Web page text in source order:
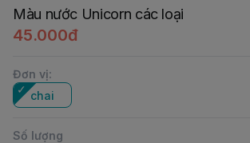
Màu nước Unicorn các loại
45.000đ
Đơn vị:
chai
Số lượng